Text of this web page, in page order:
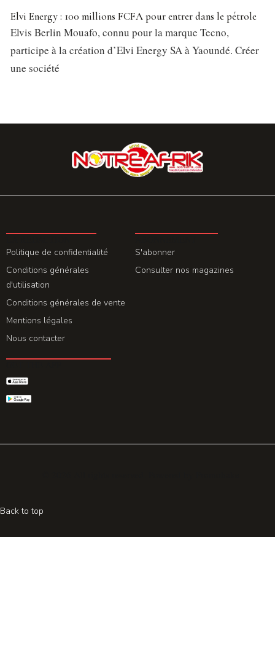
Elvi Energy : 100 millions FCFA pour entrer dans le pétrole
Elvis Berlin Mouafo, connu pour la marque Tecno,
participe à la création d’Elvi Energy SA à Yaoundé. Créer
une société
Politique de confidentialité
Conditions générales
d'utilisation
Conditions générales de vente
Mentions légales
Nous contacter
S'abonner
Consulter nos magazines
Back to top